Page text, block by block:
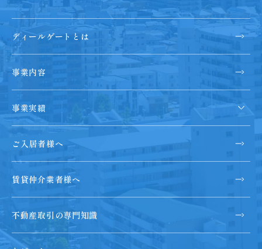
ディールゲートとは
事業内容
事業実績
ご入居者様へ
賃貸仲介業者様へ
不動産取引の専門知識